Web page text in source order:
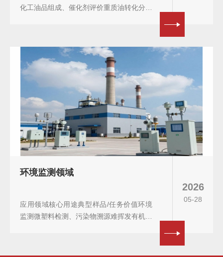
化工油品组成、催化剂评价重质油转化分析
环境监测领域
应用领域核心用途典型样品/任务价值环境
监测微塑料检测、污染物溯源难挥发有机物
2026
05-28